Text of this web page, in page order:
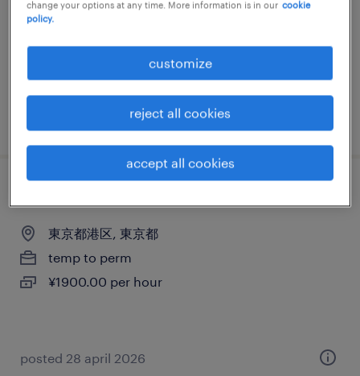
東京都新宿区, 東京都
temp to perm
¥1700.00 per hour
posted 5 december 2025
東京都港区, 東京都
temp to perm
¥1900.00 per hour
posted 28 april 2026
change your options at any time. More information is in our cookie
policy.
customize
reject all cookies
accept all cookies